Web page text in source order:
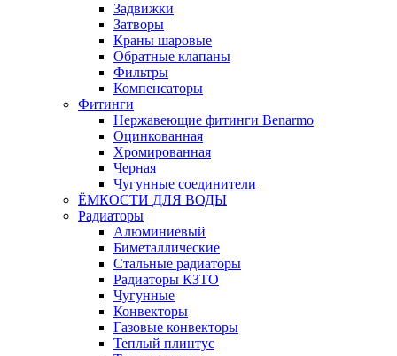
Задвижки
Затворы
Краны шаровые
Обратные клапаны
Фильтры
Компенсаторы
Фитинги
Нержавеющие фитинги Benarmo
Оцинкованная
Хромированная
Черная
Чугунные соединители
ЁМКОСТИ ДЛЯ ВОДЫ
Радиаторы
Алюминиевый
Биметаллические
Стальные радиаторы
Радиаторы КЗТО
Чугунные
Конвекторы
Газовые конвекторы
Теплый плинтус